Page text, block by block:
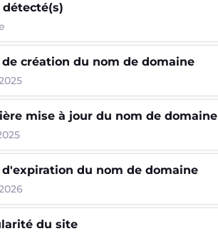
détecté(s)
de création du nom de domaine
mise à jour du nom de domaine
d'expiration du nom de domaine
du site